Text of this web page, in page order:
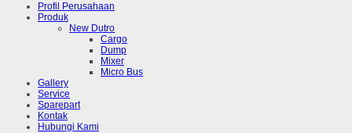
Profil Perusahaan
Produk
New Dutro
Cargo
Dump
Mixer
Micro Bus
Gallery
Service
Sparepart
Kontak
Hubungi Kami